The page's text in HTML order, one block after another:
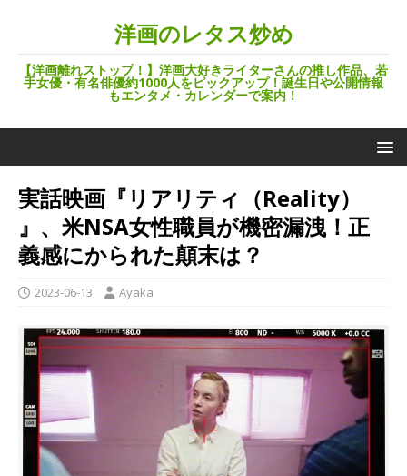
洋画のレタス炒め
【洋画離れストップ！】洋画大好きライターさんの推し作品、若
手女優・有名俳優約1000人をピックアップ！誕生日や公開情報
もエンタメ・カレンダーで案内！
実話映画『リアリティ（Reality）
』、米NSA女性職員が機密漏洩！正
義感にかられた顛末は？
2023-06-13 Ayaka